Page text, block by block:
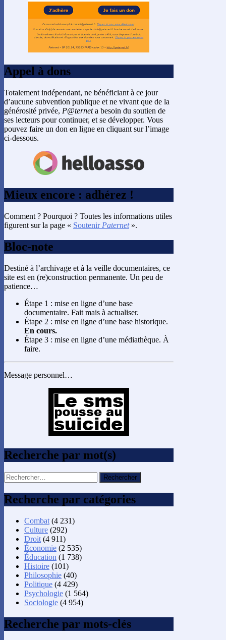
Appel à dons
Totalement indépendant, ne bénéficiant à ce jour
d’aucune subvention publique et ne vivant que de la
générosité privée, P@terneta besoin du soutien de
ses lecteurs pour continuer, et se développer. Vous
pouvez faire un don en ligne en cliquant sur l’image
ci-dessous.
Mieux encore : adhérez !
Comment ? Pourquoi ? Toutes les informations utiles
figurent sur la page « Soutenir Paternet».
Bloc-note
Destiné à l’archivage et à la veille documentaires, ce
site est en (re)construction permanente. Un peu de
patience…
Étape 1 : mise en ligne d’une base
documentaire. Fait mais à actualiser.
Étape 2 : mise en ligne d’une base historique.
En cours.
Étape 3 : mise en ligne d’une médiathèque. À
faire.
Message personnel…
Recherche par mot(s)
Rechercher :
Recherche par catégories
Combat (4 231)
Culture (292)
Droit (4 911)
Économie (2 535)
Éducation (1 738)
Histoire (101)
Philosophie (40)
Politique (4 429)
Psychologie (1 564)
Sociologie (4 954)
Recherche par mots-clés